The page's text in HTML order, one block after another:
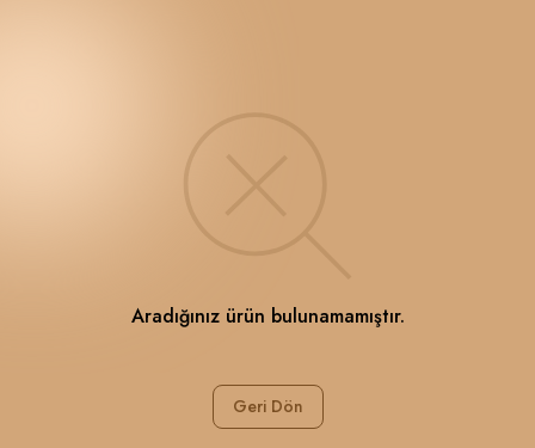
Aradığınız ürün bulunamamıştır.
Geri Dön